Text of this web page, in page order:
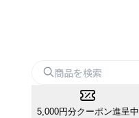
5,000円分クーポン進呈中